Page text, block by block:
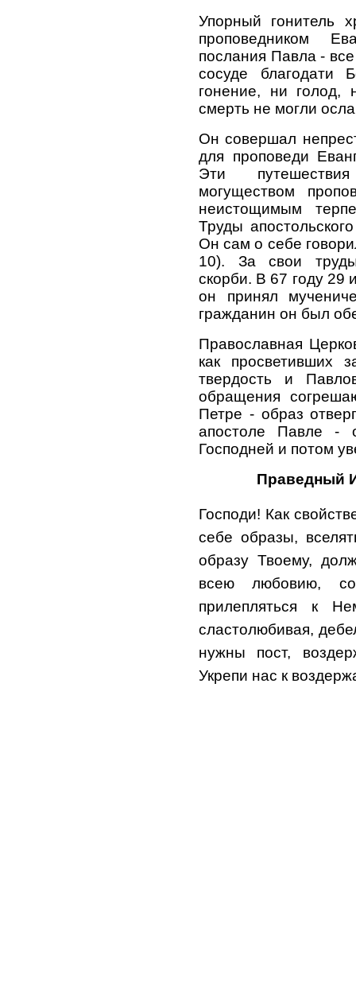
Упорный гонитель
проповедником
послания Павла -
сосуде благодати
гонение, ни голод,
смерть не могли
Он совершал
для проповеди
Эти
могуществом
неистощимым
Труды
Он сам о себе
10). За свои
скорби. В 67 году 29
он принял
гражданин он был
Православная
как просветивших
твердость и
обращения
Петре - образ
апостоле Павле -
Господней и потом
Праведный
Господи! Как
себе образы,
образу Твоему,
всею любовию,
прилепляться к
сластолюбивая,
нужны пост,
Укрепи нас к